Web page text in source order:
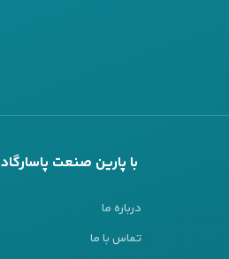
با پارین صنعت پاسارگاد
درباره ما
تماس با ما